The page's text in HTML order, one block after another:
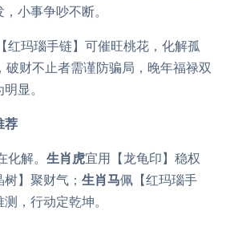
小事争吵不断。
红玛瑙手链】可催旺桃花，化解孤
破财不止者需谨防骗局，晚年福禄双
显。
荐
解。 生肖虎宜用【龙龟印】稳权
】聚财气； 生肖马佩【红玛瑙手
，行动定乾坤。